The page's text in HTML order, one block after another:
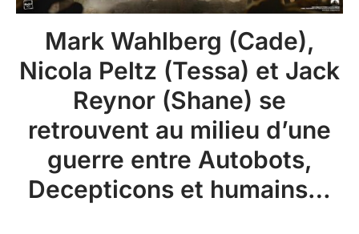
Mark Wahlberg (Cade),
Nicola Peltz (Tessa) et Jack
Reynor (Shane) se
retrouvent au milieu d’une
guerre entre Autobots,
Decepticons et humains…